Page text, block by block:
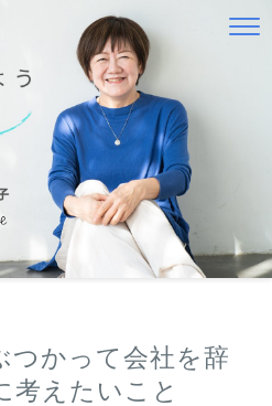
つかって会社を辞
考えたいこと